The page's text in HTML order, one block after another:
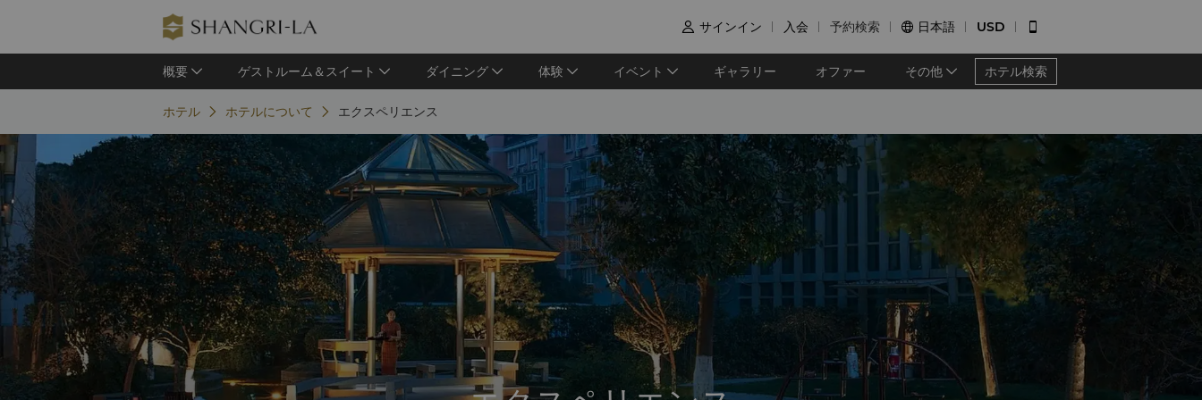
 サインイン 入会 予約検索  日本語 USD 
概要 ゲストルーム＆スイート ダイニング 体験 イベント ギャラリー オファー その他 ホテル検索
ホテル ホテルについて エクスペリエンス